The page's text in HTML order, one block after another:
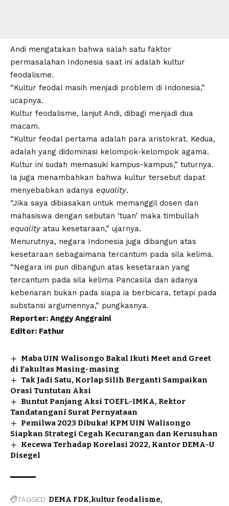
Andi mengatakan bahwa salah satu faktor
permasalahan Indonesia saat ini adalah kultur
feodalisme.
“Kultur feodal masih menjadi problem di Indonesia,”
ucapnya.
Kultur feodalisme, lanjut Andi, dibagi menjadi dua
macam.
“Kultur feodal pertama adalah para aristokrat. Kedua,
adalah yang didominasi kelompok-kelompok agama.
Kultur ini sudah memasuki kampus-kampus,” tuturnya.
Ia juga menambahkan bahwa kultur tersebut dapat
menyebabkan adanya equality.
“Jika saya dibiasakan untuk memanggil dosen dan
mahasiswa dengan sebutan ‘tuan’ maka timbullah
equality atau kesetaraan,” ujarnya.
Menurutnya, negara Indonesia juga dibangun atas
kesetaraan sebagaimana tercantum pada sila kelima.
“Negara ini pun dibangun atas kesetaraan yang
tercantum pada sila kelima Pancasila dan adanya
kebenaran bukan pada siapa ia berbicara, tetapi pada
substansi argumennya,” pungkasnya.
Reporter: Anggy Anggraini
Editor: Fathur
Maba UIN Walisongo Bakal Ikuti Meet and Greet
di Fakultas Masing-masing
Tak Jadi Satu, Korlap Silih Berganti Sampaikan
Orasi Tuntutan Aksi
Buntut Panjang Aksi TOEFL-IMKA, Rektor
Tandatangani Surat Pernyataan
Pemilwa 2023 Dibuka! KPM UIN Walisongo
Siapkan Strategi Cegah Kecurangan dan Kerusuhan
Kecewa Terhadap Korelasi 2022, Kantor DEMA-U
Disegel
TAGGED: DEMA FDK kultur feodalisme